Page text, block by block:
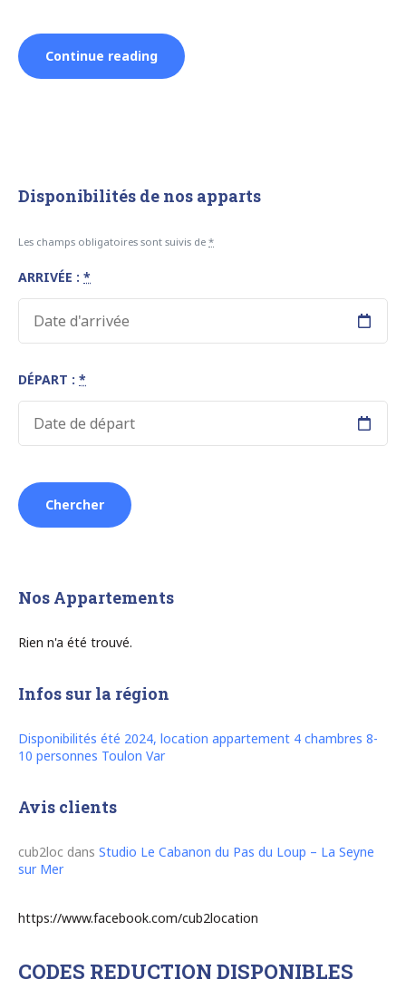
Continue reading“Studio
du
Pas
Disponibilités de nos apparts
Les champs obligatoires sont suivis de *
ARRIVÉE : *
DÉPART : *
Nos Appartements
Rien n'a été trouvé.
Infos sur la région
Disponibilités été 2024, location appartement 4 chambres 8-
10 personnes Toulon Var
Avis clients
cub2loc dans Studio Le Cabanon du Pas du Loup – La Seyne
sur Mer
https://www.facebook.com/cub2location
CODES REDUCTION DISPONIBLES